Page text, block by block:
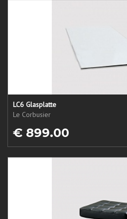
LC6 Glasplatte
Le Corbusier
€ 899.00